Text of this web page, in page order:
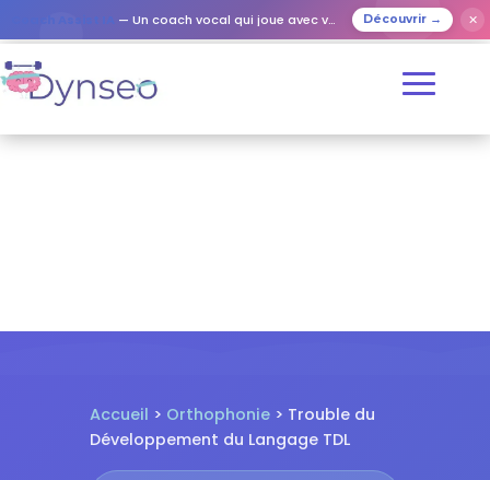
— Un coach vocal qui joue avec vos proches Découvrir → ✕
Accueil > Orthophonie> Trouble du
Développement du Langage TDL